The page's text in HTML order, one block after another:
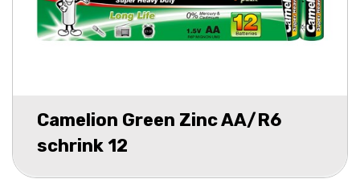
Camelion Green Zinc AA/R6
schrink 12